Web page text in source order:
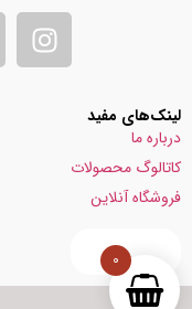
لینک‌های مفید
درباره ما
کاتالوگ محصولات
فروشگاه آنلاین
0